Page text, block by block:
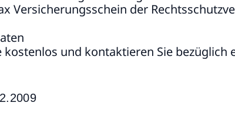
Versicherungsschein der
und kontaktieren Sie bezüglich